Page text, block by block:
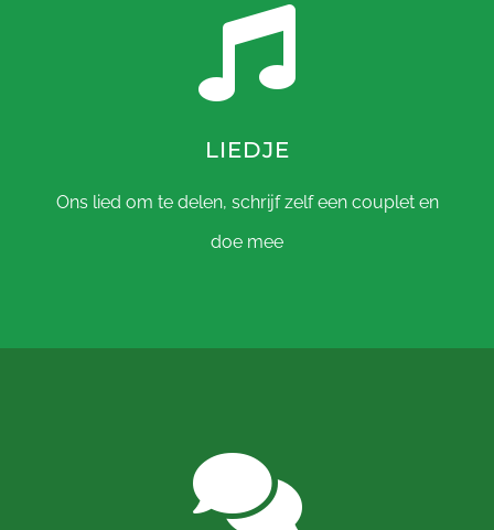
LIEDJE
Ons lied om te delen, schrijf zelf een couplet en
doe mee